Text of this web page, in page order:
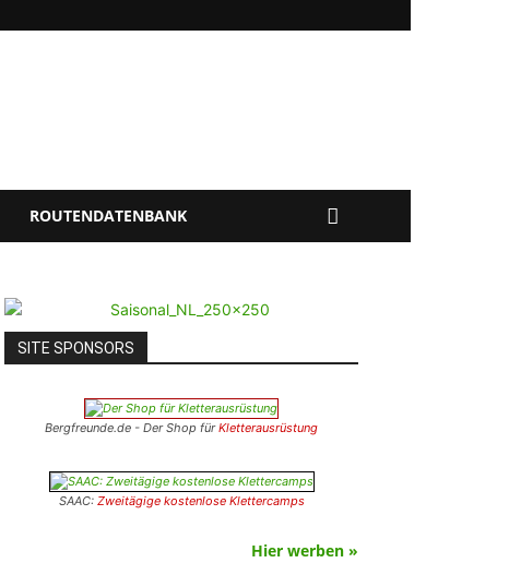
ROUTENDATENBANK
SITE SPONSORS
Bergfreunde.de - Der Shop fürKletterausrüstung
SAAC: Zweitägige kostenlose Klettercamps
Hier werben »